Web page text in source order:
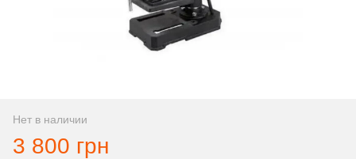
Нет в наличии
3 800 грн